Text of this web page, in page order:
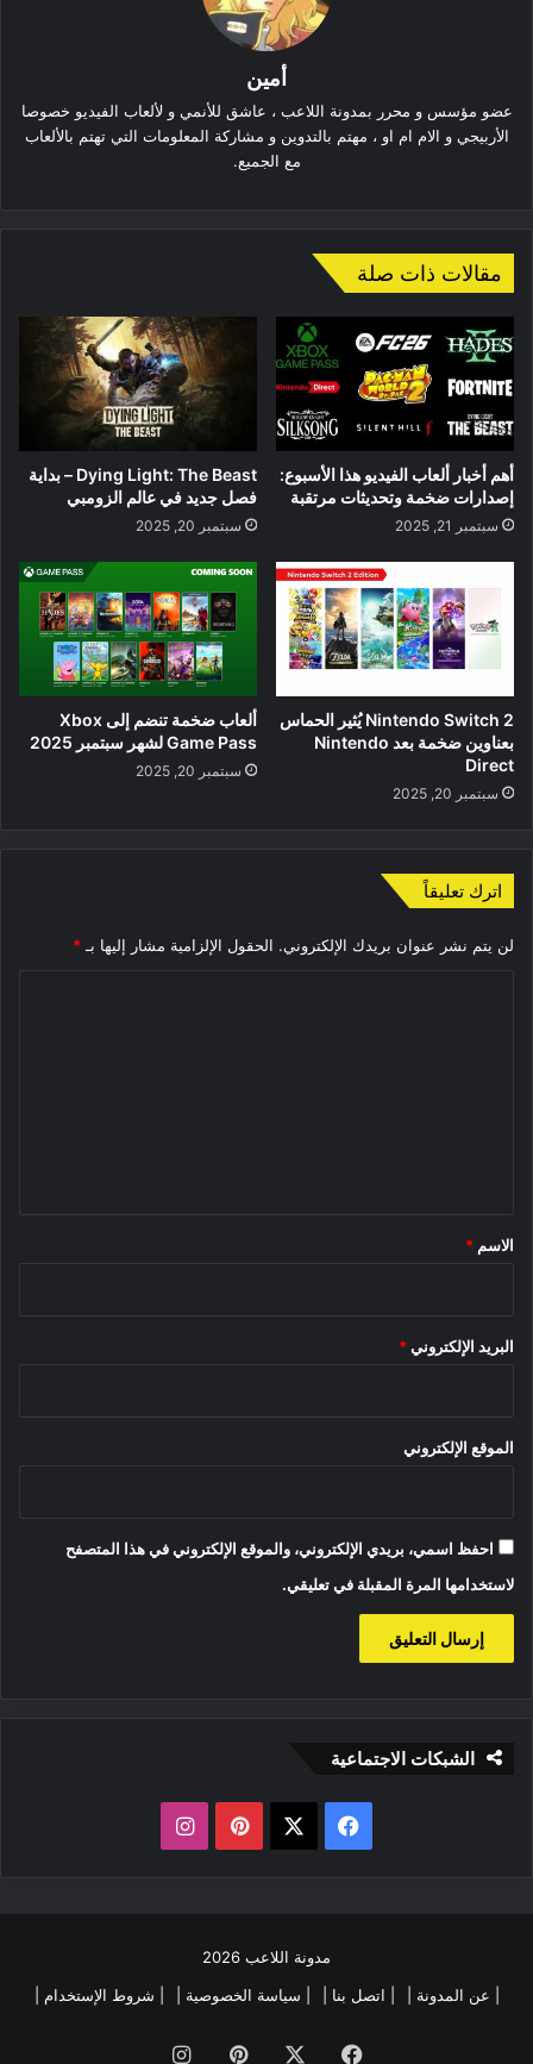
أمين
عضو مؤسس و محرر بمدونة اللاعب ، عاشق للأنمي و لألعاب الفيديو خصوصا
الأربيجي و الام ام او ، مهتم بالتدوين و مشاركة المعلومات التي تهتم بالألعاب
مع الجميع.
مقالات ذات صلة
أهم أخبار ألعاب الفيديو هذا الأسبوع:
إصدارات ضخمة وتحديثات مرتقبة
سبتمبر 21, 2025
Dying Light: The Beast – بداية
فصل جديد في عالم الزومبي
سبتمبر 20, 2025
Nintendo Switch 2 يُثير الحماس
بعناوين ضخمة بعد Nintendo
Direct
سبتمبر 20, 2025
ألعاب ضخمة تنضم إلى Xbox
Game Pass لشهر سبتمبر 2025
سبتمبر 20, 2025
اترك تعليقاً
لن يتم نشر عنوان بريدك الإلكتروني. الحقول الإلزامية مشار إليها بـ *
*
الاسم *
البريد الإلكتروني *
الموقع الإلكتروني
احفظ اسمي، بريدي الإلكتروني، والموقع الإلكتروني في هذا المتصفح
لاستخدامها المرة المقبلة في تعليقي.
الشبكات الاجتماعية
فيسبوك بينتيريستانستقرام
مدونة اللاعب 2026
| عن المدونة |
| اتصل بنا | | سياسة الخصوصية | | شروط الإستخدام |
فيسبوك بينتيريستانستقرام